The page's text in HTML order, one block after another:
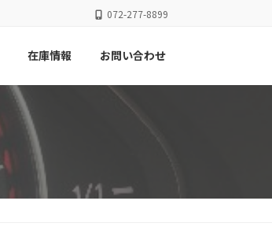
072-277-8899
在庫情報 お問い合わせ